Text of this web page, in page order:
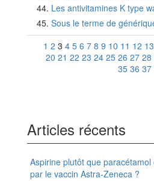
Les antivitamines K type
Sous le terme de
1 2 3 4 5 6 7 8 9 10 11 12 13
20 21 22 23 24 25 26 27 28
35 36 37
Articles récents
Aspirine plutôt que
par le vaccin Astra-Zeneca ?